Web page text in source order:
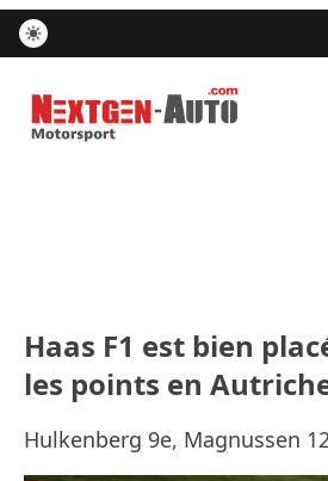
Nextgen-Auto.com
Haas F1 est bien
les points en
Hulkenberg 9e, Magnussen